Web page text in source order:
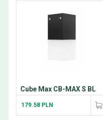
Cube Max CB-MAX S BL
179.58 PLN